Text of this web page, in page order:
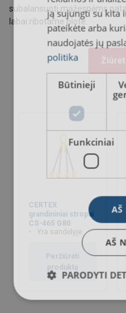
subalansuoti mažesnėms
labai ribotame plote.
CERTEX
grandininiai stropai
CS-465 G80
Yra sandėlyje
Peržiūrėti
produktą
ją sujungti su kita
pateikėte arba
naudojatės jų
politika
Būtinieji
Funkciniai
AŠ
AŠ
PARODYTI